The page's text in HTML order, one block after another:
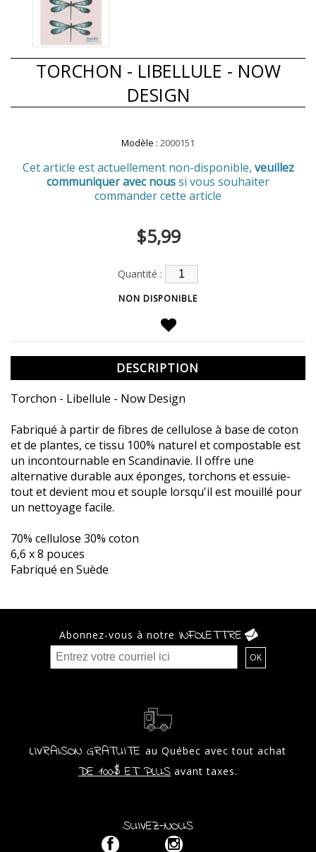
TORCHON - LIBELLULE - NOW
DESIGN
Modèle : 2000151
Cet article est actuellement non-disponible, veuillez
communiquer avec noussi vous souhaiter
commander cette article
$5,99
Quantité :
DESCRIPTION
Torchon - Libellule - Now Design
Fabriqué à partir de fibres de cellulose à base de coton
et de plantes, ce tissu 100% naturel et compostable est
un incontournable en Scandinavie. Il offre une
alternative durable aux éponges, torchons et essuie-
tout et devient mou et souple lorsqu'il est mouillé pour
un nettoyage facile.
70% cellulose 30% coton
6,6 x 8 pouces
Fabriqué en Suède
Abonnez-vous à notre INFOLETTRE
LIVRAISON GRATUITE au Québec avec tout achat
DE 100$ ET PLUS avant taxes.
SUIVEZ-NOUS